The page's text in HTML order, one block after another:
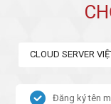
Đăng ký tên